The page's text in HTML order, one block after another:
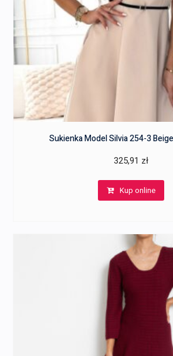
Sukienka Model Silvia 254-3
325,91 zł
Kup online